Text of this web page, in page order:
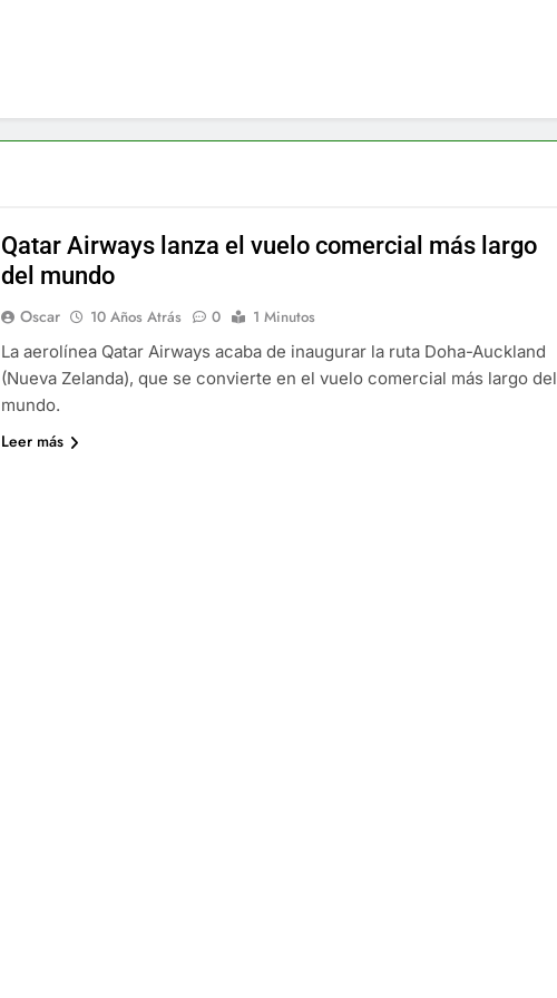
Qatar Airways lanza el vuelo comercial más largo
del mundo
Oscar 10 Años Atrás 0
1 Minutos
La aerolínea Qatar Airways acaba de inaugurar la ruta Doha-Auckland
(Nueva Zelanda), que se convierte en el vuelo comercial más largo del
mundo.
Leer más